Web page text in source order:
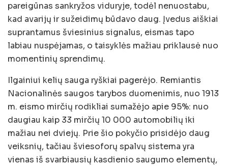
pareigūnas sankryžos viduryje, todėl nenuostabu,
kad avarijų ir sužeidimų būdavo daug. Įvedus aiškiai
suprantamus šviesinius signalus, eismas tapo
labiau nuspėjamas, o taisyklės mažiau priklausė nuo
momentinių sprendimų.
Ilgainiui kelių sauga ryškiai pagerėjo. Remiantis
Nacionalinės saugos tarybos duomenimis, nuo 1913
m. eismo mirčių rodikliai sumažėjo apie 95%: nuo
daugiau kaip 33 mirčių 10 000 automobilių iki
mažiau nei dviejų. Prie šio pokyčio prisidėjo daug
veiksnių, tačiau šviesoforų spalvų sistema yra
vienas iš svarbiausių kasdienio saugumo elementų,